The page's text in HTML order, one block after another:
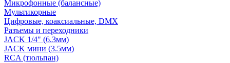
Микрофонные (балансные)
Мультикорные
Цифровые, коаксиальные, DMX
Разъемы и переходники
JACK 1/4" (6.3мм)
JACK мини (3.5мм)
RCA (тюльпан)